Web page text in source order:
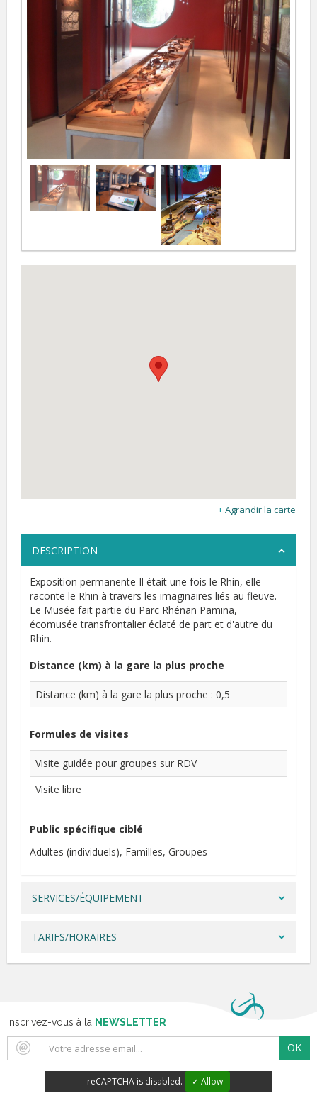
Agrandir la carte
DESCRIPTION
Exposition permanente Il était une fois le Rhin, elle
raconte le Rhin à travers les imaginaires liés au fleuve.
Le Musée fait partie du Parc Rhénan Pamina,
écomusée transfrontalier éclaté de part et d'autre du
Rhin.
Distance (km) à la gare la plus proche
Distance (km) à la gare la plus proche : 0,5
Formules de visites
Visite guidée pour groupes sur RDV
Visite libre
Public spécifique ciblé
Adultes (individuels) Familles Groupes
SERVICES/ÉQUIPEMENT
TARIFS/HORAIRES
Inscrivez-vous à la NEWSLETTER
OK
reCAPTCHA is disabled.
✓ Allow